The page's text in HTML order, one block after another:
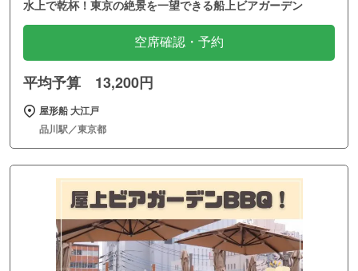
水上で乾杯！東京の絶景を一望できる船上ビアガーデン
空席確認・予約
平均予算 13,200円
屋形船 大江戸
品川駅／東京都